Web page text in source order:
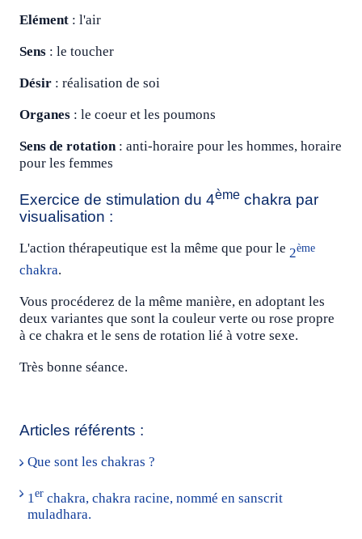
Elément : l'air
Sens : le toucher
Désir : réalisation de soi
Organes : le coeur et les poumons
Sens de rotation : anti-horaire pour les hommes, horaire
pour les femmes
Exercice de stimulation du 4ème chakra par
visualisation :
L'action thérapeutique est la même que pour le 2ème
chakra.
Vous procéderez de la même manière, en adoptant les
deux variantes que sont la couleur verte ou rose propre
à ce chakra et le sens de rotation lié à votre sexe.
Très bonne séance.
Articles référents :
Que sont les chakras ?
1 er chakra, chakra racine, nommé en sanscrit
muladhara.